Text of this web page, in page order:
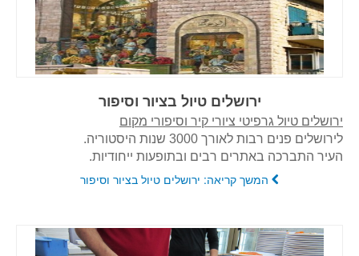
ירושלים טיול בציור וסיפור
ירושלים טיול גרפיטי ציורי קיר וסיפורי מקום
לירושלים פנים רבות לאורך 3000‏ שנות היסטוריה.
העיר התברכה באתרים רבים ובתופעות ייחודיות.
המשך קריאה: ירושלים טיול בציור וסיפור